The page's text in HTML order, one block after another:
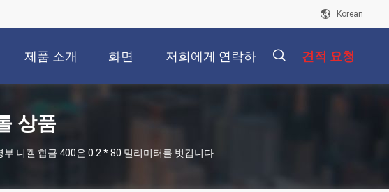
Korean
제품 소개 화면 저희에게 연락하 견적 요청
상품
니켈 합금 400은 0.2 * 80 밀리미터를 벗깁니다